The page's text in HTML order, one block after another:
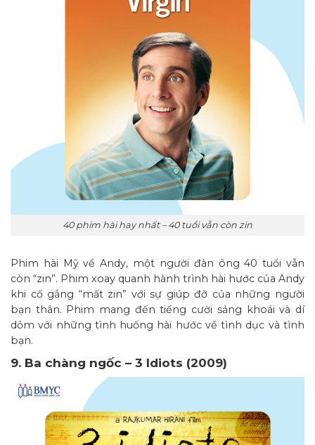
40 phim hài hay nhất – 40 tuổi vẫn còn zin
Phim hài Mỹ về Andy, một người đàn ông 40 tuổi vẫn
còn “zin”. Phim xoay quanh hành trình hài hước của Andy
khi cố gắng “mất zin” với sự giúp đỡ của những người
bạn thân. Phim mang đến tiếng cười sảng khoái và dí
dỏm với những tình huống hài hước về tình dục và tình
bạn.
9. Ba chàng ngốc – 3 Idiots (2009)